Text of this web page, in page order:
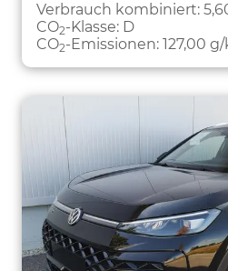
Verbrauch kombiniert:
CO2-Klasse: D
CO2-Emissionen: 127,00